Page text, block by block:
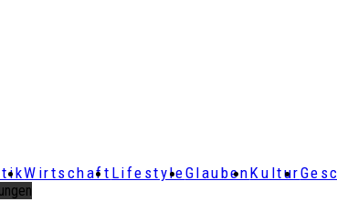
Wirtschaft LifestyleGlaubenKultur